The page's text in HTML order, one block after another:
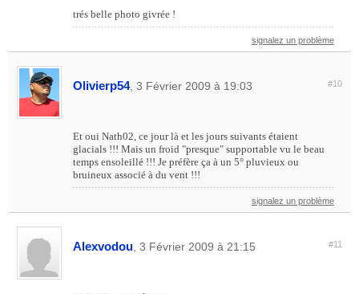
trés belle photo givrée !
signalez un problème
Olivierp54, 3 Février 2009 à 19:03 #10
Et oui Nath02, ce jour là et les jours suivants étaient
glacials !!! Mais un froid "presque" supportable vu le beau
temps ensoleillé !!! Je préfère ça à un 5° pluvieux ou
bruineux associé à du vent !!!
signalez un problème
Alexvodou , 3 Février 2009 à 21:15 #11